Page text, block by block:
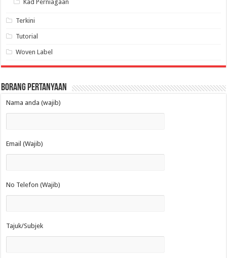
Kad Perniagaan
Terkini
Tutorial
Woven Label
Borang Pertanyaan
Nama anda (wajib)
Email (Wajib)
No Telefon (Wajib)
Tajuk/Subjek